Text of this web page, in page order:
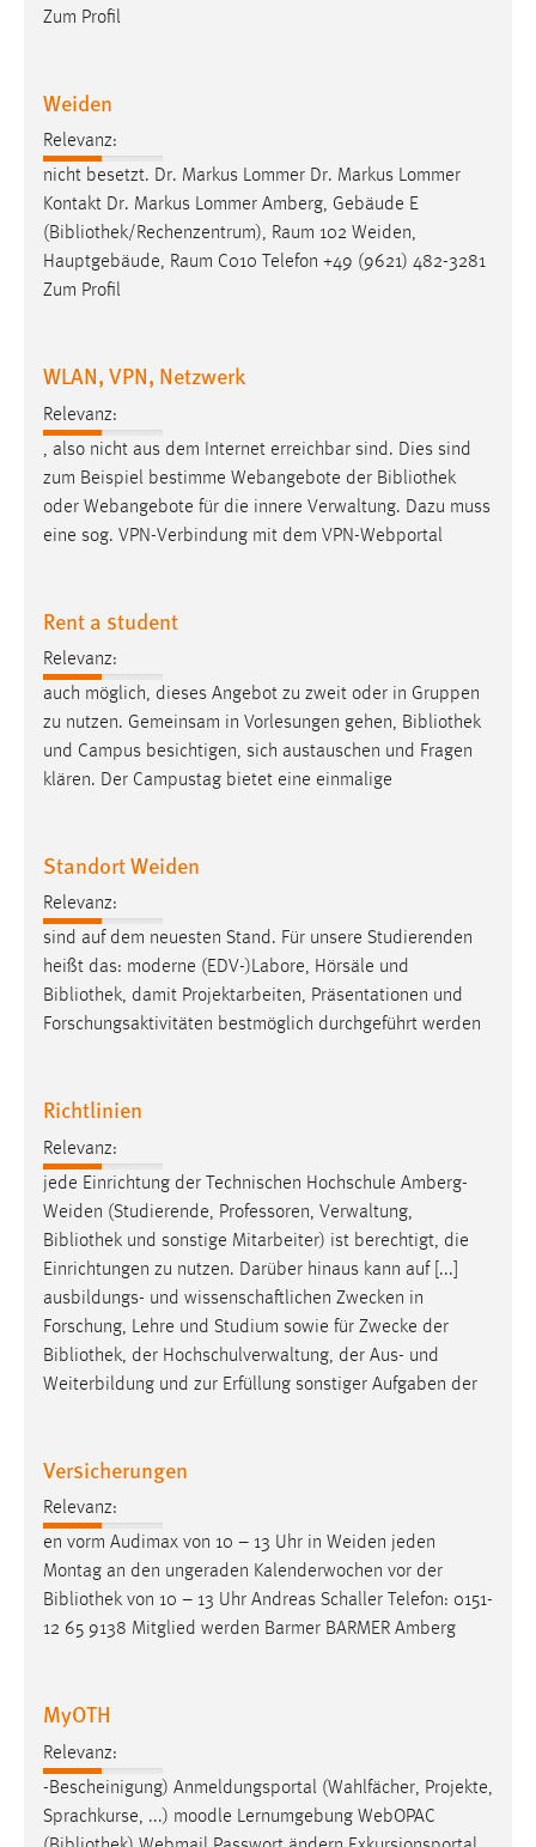
Zum Profil
Weiden
Relevanz:
nicht besetzt. Dr. Markus Lommer Dr. Markus Lommer
Kontakt Dr. Markus Lommer Amberg, Gebäude E
(Bibliothek/Rechenzentrum), Raum 102 Weiden,
Hauptgebäude, Raum C010 Telefon +49 (9621) 482-3281
Zum Profil
WLAN, VPN, Netzwerk
Relevanz:
, also nicht aus dem Internet erreichbar sind. Dies sind
zum Beispiel bestimme Webangebote der Bibliothek
oder Webangebote für die innere Verwaltung. Dazu muss
eine sog. VPN-Verbindung mit dem VPN-Webportal
Rent a student
Relevanz:
auch möglich, dieses Angebot zu zweit oder in Gruppen
zu nutzen. Gemeinsam in Vorlesungen gehen, Bibliothek
und Campus besichtigen, sich austauschen und Fragen
klären. Der Campustag bietet eine einmalige
Standort Weiden
Relevanz:
sind auf dem neuesten Stand. Für unsere Studierenden
heißt das: moderne (EDV-)Labore, Hörsäle und
Bibliothek, damit Projektarbeiten, Präsentationen und
Forschungsaktivitäten bestmöglich durchgeführt werden
Richtlinien
Relevanz:
jede Einrichtung der Technischen Hochschule Amberg-
Weiden (Studierende, Professoren, Verwaltung,
Bibliothek und sonstige Mitarbeiter) ist berechtigt, die
Einrichtungen zu nutzen. Darüber hinaus kann auf [...]
ausbildungs- und wissenschaftlichen Zwecken in
Forschung, Lehre und Studium sowie für Zwecke der
Bibliothek, der Hochschulverwaltung, der Aus- und
Weiterbildung und zur Erfüllung sonstiger Aufgaben der
Versicherungen
Relevanz:
en vorm Audimax von 10 – 13 Uhr in Weiden jeden
Montag an den ungeraden Kalenderwochen vor der
Bibliothek von 10 – 13 Uhr Andreas Schaller Telefon: 0151-
12 65 9138 Mitglied werden Barmer BARMER Amberg
MyOTH
Relevanz:
-Bescheinigung) Anmeldungsportal (Wahlfächer, Projekte,
Sprachkurse, ...) moodle Lernumgebung WebOPAC